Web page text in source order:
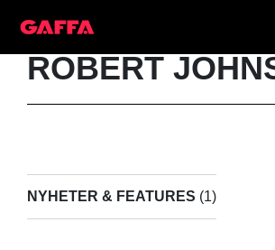
ROBERT
NYHETER & FEATURES (1)